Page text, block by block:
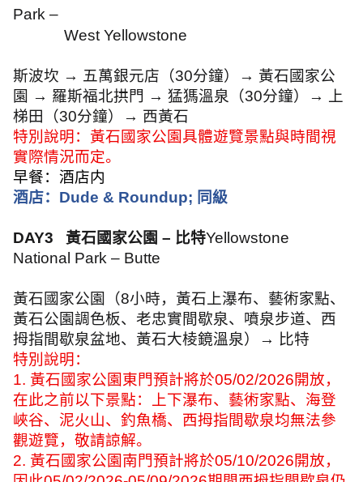
Park –
West Yellowstone
斯波坎 → 五萬銀元店（30分鐘） → 黃石國家公
園 → 羅斯福北拱門 → 猛獁溫泉（30分鐘） →
上
梯田（30分鐘） → 西黃石
特別說明：黃石國家公園具體遊覽景點與時間視
實際情況而定。
早餐：酒店内
酒店： Dude & Roundup; 同級
DAY3 黃石國家公園 – 比特Yellowstone
National Park – Butte
黃石國家公園（8小時，黃石上瀑布、藝術家點、
黃石公園調色板、老忠實間歇泉、噴泉步道、西
拇指間歇泉盆地、黃石大棱鏡溫泉）
→ 比特
特別說明：
1. 黃石國家公園東門預計將於05/02/2026開放，
在此之前以下景點：上下瀑布、藝術家點、海登
峽谷、泥火山、釣魚橋、西拇指間歇泉均無法參
觀遊覽，敬請諒解。
2. 黃石國家公園南門預計將於05/10/2026開放，